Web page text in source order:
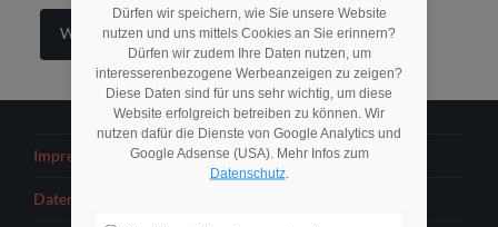
Weiterlesen
Impressum
Datenschutzerklärung
Dürfen wir speichern, wie Sie unsere Website
nutzen und uns mittels Cookies an Sie erinnern?
Dürfen wir zudem Ihre Daten nutzen, um
interesserenbezogene Werbeanzeigen zu zeigen?
Diese Daten sind für uns sehr wichtig, um diese
Website erfolgreich betreiben zu können. Wir
nutzen dafür die Dienste von Google Analytics und
Google Adsense (USA). Mehr Infos zum
Datenschutz.